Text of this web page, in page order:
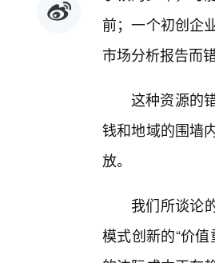
前；一个初创企
市场分析报告而
这种资源的
钱和地域的围墙
放。
我们所谈论
模式创新的“价